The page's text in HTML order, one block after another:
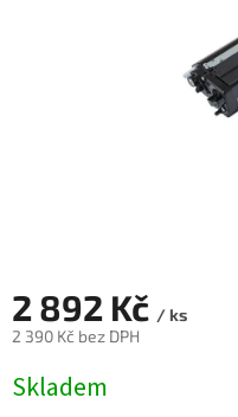
2 892 Kč / ks
2 390 Kč bez DPH
cena:
Skladem